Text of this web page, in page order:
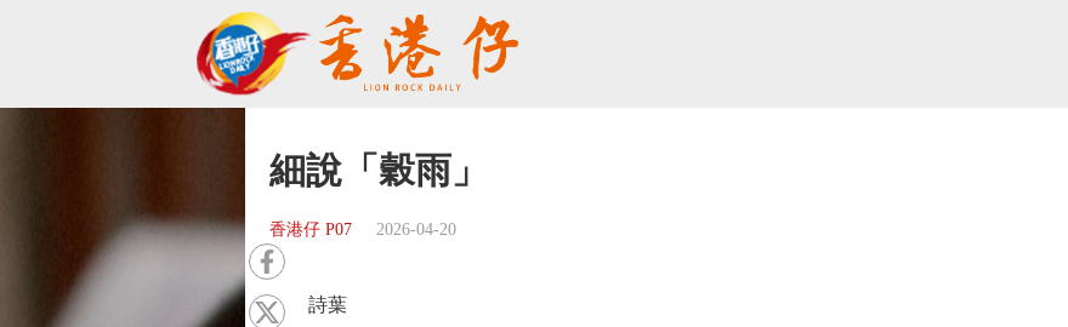
細說「穀雨」
香港仔 P07 2026-04-20
詩葉